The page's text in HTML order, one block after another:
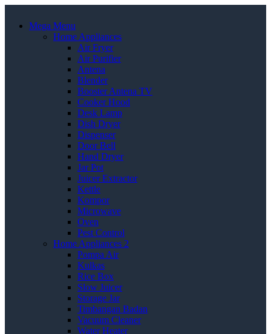
Mega Menu
Home Appliances
Air Fryer
Air Purifier
Antena
Blender
Booster Antena TV
Cooker Hood
Desk Lamp
Dish Dryer
Dispenser
Door Bell
Hand Dryer
Jar Pot
Juicer Extractor
Kettle
Kompor
Microwave
Oven
Pest Control
Home Appliances 2
Pompa Air
Kulkas
Rice Box
Slow Juicer
Storage Jar
Timbangan Badan
Vacuum Cleaner
Water Heater